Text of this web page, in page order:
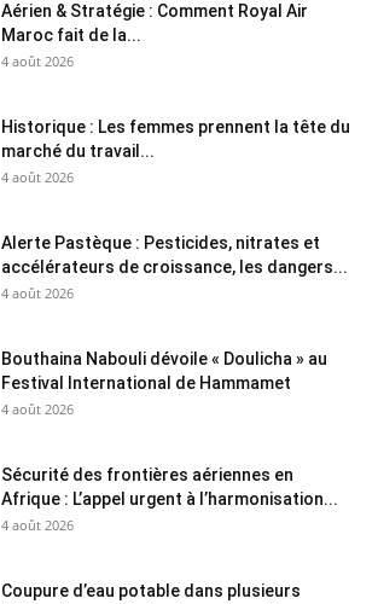
Aérien & Stratégie : Comment Royal Air
Maroc fait de la...
4 août 2026
Historique : Les femmes prennent la tête du
marché du travail...
4 août 2026
Alerte Pastèque : Pesticides, nitrates et
accélérateurs de croissance, les dangers...
4 août 2026
Bouthaina Nabouli dévoile « Doulicha » au
Festival International de Hammamet
4 août 2026
Sécurité des frontières aériennes en
Afrique : L’appel urgent à l’harmonisation...
4 août 2026
Coupure d’eau potable dans plusieurs